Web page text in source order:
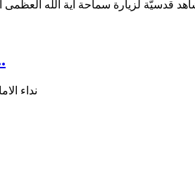
قدسيّة لزيارة سماحة آية الله
الا
نداء